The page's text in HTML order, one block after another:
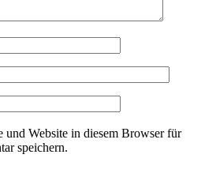
und Website in diesem Browser für
speichern.